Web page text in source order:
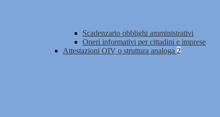
Scadenzario obblighi amministrativi
Oneri informativi per cittadini e imprese
Attestazioni OIV o struttura analoga 2